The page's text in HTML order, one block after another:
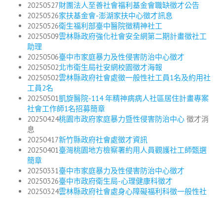
20250527財團法人至善社會福利基金會職缺徵才公告
20250526家扶基金會-澎湖家扶中心徵才訊息
20250526衛生福利部臺中醫院徵精神社工
20250509雲林縣政府強化社會安全網第二期計畫徵社工
助理
20250506臺中市家庭暴力及性侵害防治中心徵才
20250502北市衛生局社安網校園徵才海報
20250502雲林縣政府社會處徵一般性社工員1名及約用社
工員2名
20250501凱旋醫院-114 年精神病病人社區居住計畫專案
社會工作師1名招募簡章
20250424桃園市政府家庭暴力暨性侵害防治中心 徵才消
息
20250417新竹縣政府社會處徵才資訊
20250401臺灣桃園地方檢察署約用人員觀護社工師甄選
簡章
20250331臺中市家庭暴力及性侵害防治中心徵才
20250326臺中市政府衛生局-心理健康科徵才
20250324雲林縣政府社會處身心障礙福利科徵一般性社